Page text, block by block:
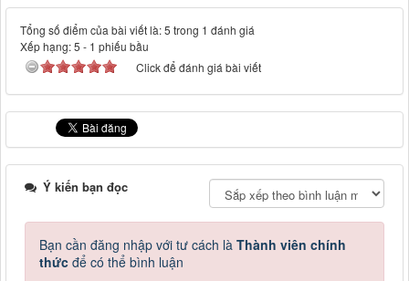
Tổng số điểm của bài viết là: 5 trong 1 đánh giá
Xếp hạng:5 - 1 phiếu bầu
Click để đánh giá bài viết
Ý kiến bạn đọc
Bạn cần đăng nhập với tư cách là Thành viên chính
thức để có thể bình luận